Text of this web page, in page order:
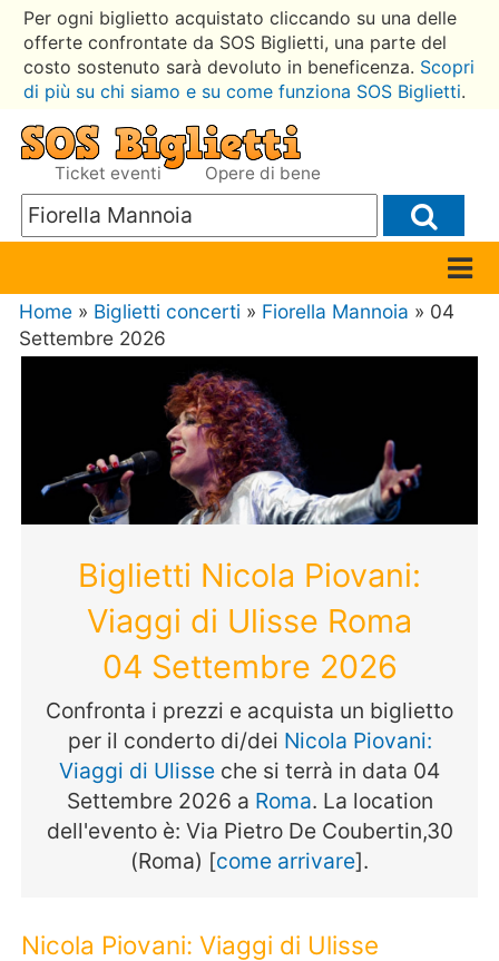
Per ogni biglietto acquistato cliccando su una delle
offerte confrontate da SOS Biglietti, una parte del
costo sostenuto sarà devoluto in beneficenza. Scopri
di più su chi siamo e su come funziona SOS Biglietti.
Ticket eventi Opere di bene
Home » Biglietti concerti » Fiorella Mannoia » 04
Settembre 2026
Biglietti Nicola Piovani:
Viaggi di Ulisse Roma
04 Settembre 2026
Confronta i prezzi e acquista un biglietto
per il conderto di/dei Nicola Piovani:
Viaggi di Ulisse che si terrà in data 04
Settembre 2026 a Roma. La location
dell'evento è: Via Pietro De Coubertin,30
(Roma) [come arrivare].
Nicola Piovani: Viaggi di Ulisse